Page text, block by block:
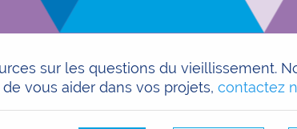
sur les questions du vieillissement.
vous aider dans vos projets, contactez